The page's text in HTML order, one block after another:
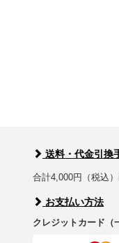
送料・代金引換
合計4,000円（税込
お支払い方法
クレジットカード（